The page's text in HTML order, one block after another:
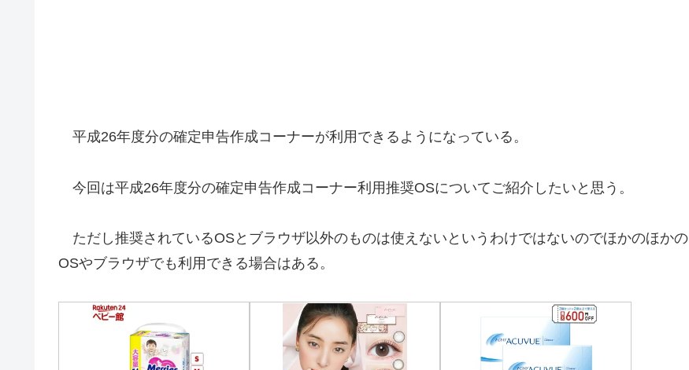
平成26年度分の確定申告作成コーナーが利用できるようになっている。
今回は平成26年度分の確定申告作成コーナー利用推奨OSについてご紹介したいと思う。
ただし推奨されているOSとブラウザ以外のものは使えないというわけではないのでほかのほかの
OSやブラウザでも利用できる場合はある。